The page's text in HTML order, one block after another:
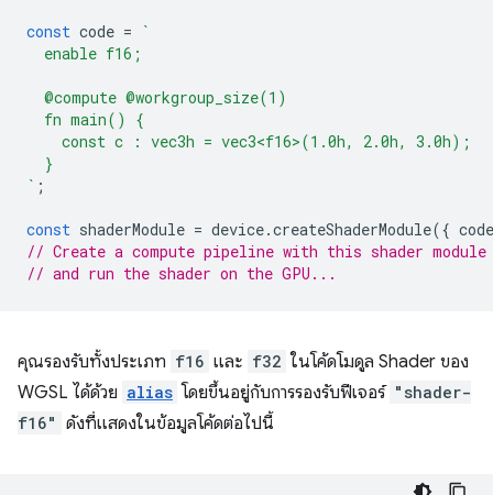
const code =
`
  enable f16;
  @compute @workgroup_size(1)
  fn main() {
    const c : vec3h = vec3<f16>(1.0h, 2.0h, 3.0h);
  }
` ;
const shaderModule = device.createShaderModule({ code
// Create a compute pipeline with this shader module
// and run the shader on the GPU...
คุณรองรับทั้งประเภท f16 และ f32 ในโค้ดโมดูล Shader ของ
WGSL ได้ด้วย alias โดยขึ้นอยู่กับการรองรับฟีเจอร์ "shader-
f16" ดังที่แสดงในข้อมูลโค้ดต่อไปนี้